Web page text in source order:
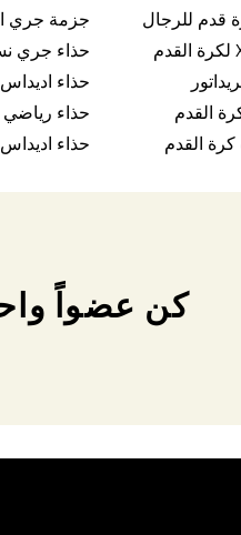
قدم للرجال جزمة جري
حذاء جري
حذاء
القدم حذاء
القدم حذاء اديداس
كن عضواً